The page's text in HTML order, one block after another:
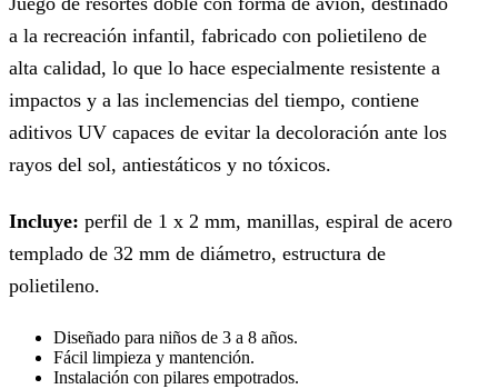
a la recreación infantil, fabricado con polietileno de
alta calidad, lo que lo hace especialmente resistente a
impactos y a las inclemencias del tiempo, contiene
aditivos UV capaces de evitar la decoloración ante los
rayos del sol, antiestáticos y no tóxicos.
Incluye: perfil de 1 x 2 mm, manillas, espiral de acero
templado de 32 mm de diámetro, estructura de
polietileno.
Diseñado para niños de 3 a 8 años.
Fácil limpieza y mantención.
Instalación con pilares empotrados.